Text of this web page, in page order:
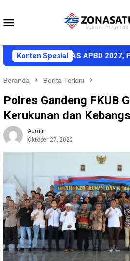
konten
Konten Spesial
KUA-PPAS APBD 2027,
Beranda Berita Terkini
Polres Gandeng FKUB
Kerukunan dan
Admin
Oktober 27, 2022